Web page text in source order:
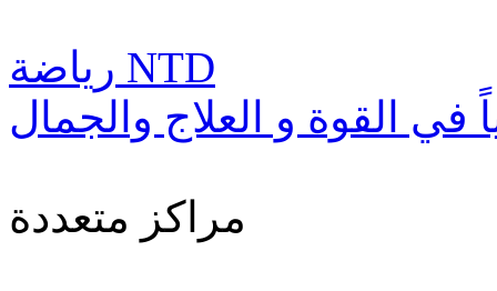
رياضة NTD
في القوة و العلاج والجمال
مراكز متعددة